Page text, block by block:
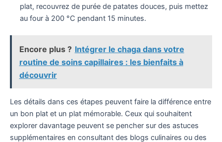
plat, recouvrez de purée de patates douces, puis mettez
au four à 200 °C pendant 15 minutes.
Encore plus ? Intégrer le chaga dans votre
routine de soins capillaires : les bienfaits à
découvrir
Les détails dans ces étapes peuvent faire la différence entre
un bon plat et un plat mémorable. Ceux qui souhaitent
explorer davantage peuvent se pencher sur des astuces
supplémentaires en consultant des blogs culinaires ou des